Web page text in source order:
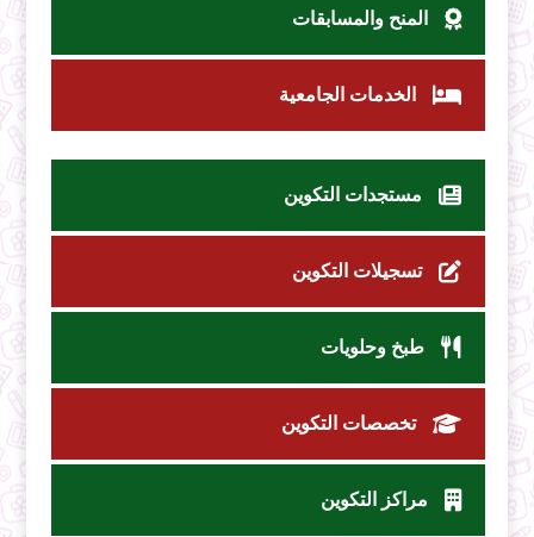
المنح والمسابقات
الخدمات الجامعية
مستجدات التكوين
تسجيلات التكوين
طبخ وحلويات
تخصصات التكوين
مراكز التكوين